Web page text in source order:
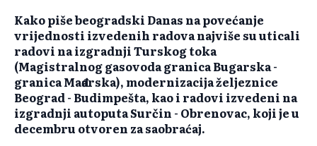
Kako piše beogradski Danas na povećanje
vrijednosti izvedenih radova najviše su uticali
radovi na izgradnji Turskog toka
(Magistralnog gasovoda granica Bugarska -
granica Mađarska), modernizacija željeznice
Beograd - Budimpešta, kao i radovi izvedeni na
izgradnji autoputa Surčin - Obrenovac, koji je u
decembru otvoren za saobraćaj.